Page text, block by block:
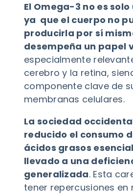
El Omega-3 no es
ya que el cuerpo no
producirla por sí
desempeña un papel
especialmente
cerebro y la retina,
componente clave de
membranas celulares.
La sociedad
reducido el consumo
ácidos grasos
llevado a una
generalizada. Esta
tener repercusiones en